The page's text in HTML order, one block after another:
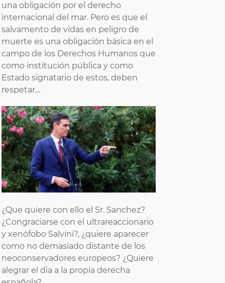
una obligación por el derecho
internacional del mar. Pero es que el
salvamento de vidas en peligro de
muerte es una obligación básica en el
campo de los Derechos Humanos que
como institución pública y como
Estado signatario de estos, deben
respetar…
¿Que quiere con ello el Sr. Sanchez?
¿Congraciarse con el ultrareaccionario
y xenófobo Salvini?, ¿quiere aparecer
como no demasiado distante de los
neoconservadores europeos? ¿Quiere
alegrar el dia a la propia derecha